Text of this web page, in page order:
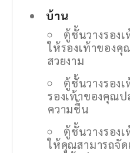
บ้าน
ตู้ชั้นวางรอง
ให้รองเท้าของคุ
สวยงาม
ตู้ชั้นวางรอง
รองเท้าของคุณ
ความชื้น
ตู้ชั้นวางรอง
ให้คุณสามารถจั